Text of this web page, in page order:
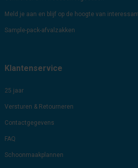
Meld je aan en blijf op de hoogte van
Sample-pack-afvalzakken
Klantenservice
25 jaar
Versturen & Retourneren
Contactgegevens
FAQ
Schoonmaakplannen